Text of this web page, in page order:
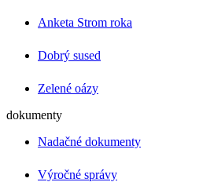
Anketa Strom roka
Dobrý sused
Zelené oázy
dokumenty
Nadačné dokumenty
Výročné správy